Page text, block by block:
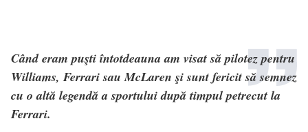
Când eram puşti întotdeauna am visat să pilotez pentru
Williams, Ferrari sau McLaren şi sunt fericit să semnez
cu o altă legendă a sportului după timpul petrecut la
Ferrari.